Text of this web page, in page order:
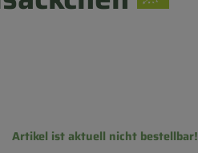
Artikel ist aktuell nicht bestellbar!